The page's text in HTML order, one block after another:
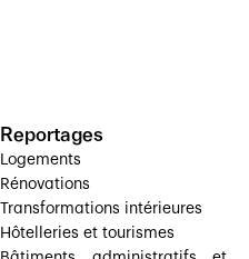
Reportages
Logements
Rénovations
Transformations intérieures
Hôtelleries et tourismes